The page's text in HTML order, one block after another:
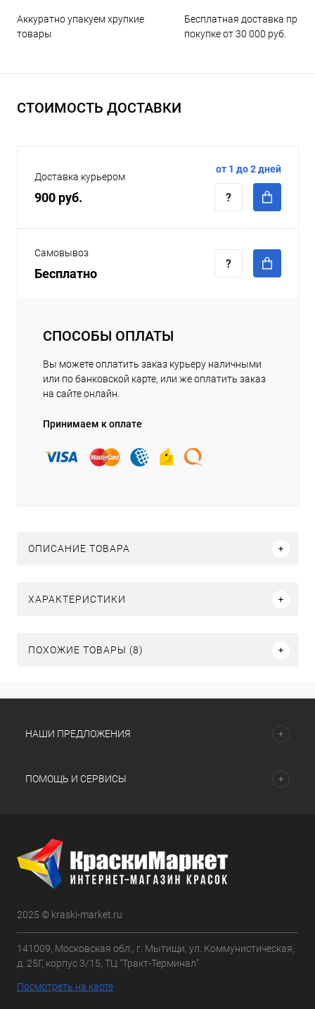
Аккуратно упакуем хрупкие
товары
Бесплатная доставка при
покупке от 30 000 руб.
СТОИМОСТЬ ДОСТАВКИ
Доставка курьером
900 руб.
от 1 до 2 дней
Самовывоз
Бесплатно
СПОСОБЫ ОПЛАТЫ
Вы можете оплатить заказ курьеру наличными
или по банковской карте, или же оплатить заказ
на сайте онлайн.
Принимаем к оплате
ОПИСАНИЕ ТОВАРА
ХАРАКТЕРИСТИКИ
ПОХОЖИЕ ТОВАРЫ (8)
НАШИ ПРЕДЛОЖЕНИЯ
ПОМОЩЬ И СЕРВИСЫ
2025 © kraski-market.ru
141009, Московская обл., г. Мытищи, ул. Коммунистическая,
д. 25Г, корпус 3/15, ТЦ "Тракт-Терминал"
Посмотреть на карте